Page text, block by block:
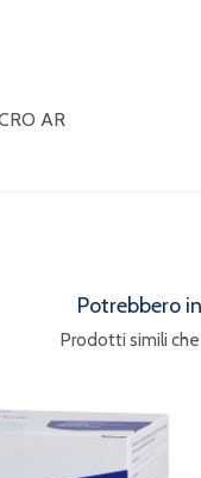
AR
Potrebbero
Prodotti simili